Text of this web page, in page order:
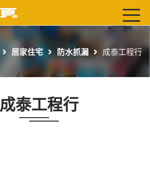
居家住宅 防水抓漏 成泰工程行
成泰工程行